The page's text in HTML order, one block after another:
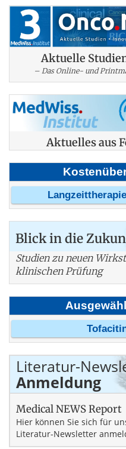
Aktuelle
– Das Online- und
Aktuelles aus
Blick in die
Studien zu neuen
klinischen Prüfung
Literatur-
Anmeldung
Medical NEWS Report
Hier können Sie sich für
Literatur-Newsletter